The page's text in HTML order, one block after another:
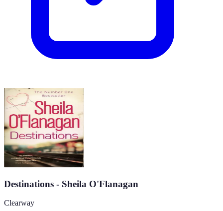
Destinations - Sheila O'Flanagan
Clearway